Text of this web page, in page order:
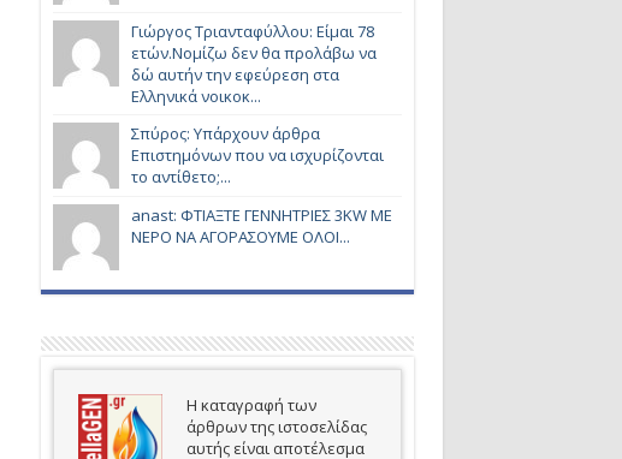
Γιώργος Τριανταφύλλου: Είμαι 78
ετών.Νομίζω δεν θα προλάβω να
δώ αυτήν την εφεύρεση στα
Ελληνικά νοικοκ...
Σπύρος: Υπάρχουν άρθρα
Επιστημόνων που να ισχυρίζονται
το αντίθετο;...
anast: ΦΤΙΑΞΤΕ ΓΕΝΝΗΤΡΙΕΣ 3KW ΜΕ
ΝΕΡΟ ΝΑ ΑΓΟΡΑΣΟΥΜΕ ΟΛΟΙ...
Η καταγραφή των
άρθρων της ιστοσελίδας
αυτής είναι αποτέλεσμα